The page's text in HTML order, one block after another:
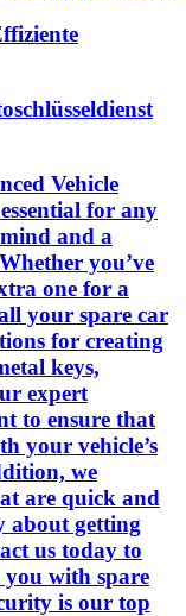
Vehicle
for any
and a
you’ve
one for a
your spare car
for creating
keys,
expert
to ensure that
your vehicle’s
we
are quick and
about getting
us today to
you with spare
is our top